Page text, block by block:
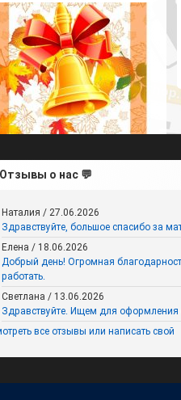
Растяжка на 1 сентября в
Отзывы о нас 💬
Наталия / 27.06.2026
Здравствуйте, большое спасибо за
Елена / 18.06.2026
Добрый день! Огромная
работать.
Светлана / 13.06.2026
Здравствуйте. Ищем для оформления
все отзывы или написать свой